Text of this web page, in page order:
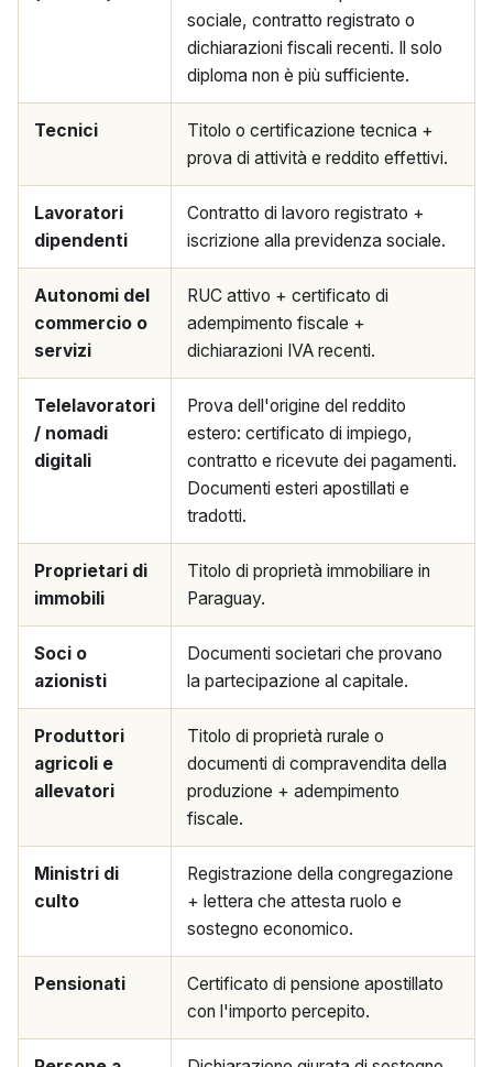
sociale, contratto registrato o
dichiarazioni fiscali recenti. Il solo
diploma non è più sufficiente.
Tecnici
Titolo o certificazione tecnica +
prova di attività e reddito effettivi.
Lavoratori
dipendenti
Contratto di lavoro registrato +
iscrizione alla previdenza sociale.
Autonomi del
commercio o
servizi
RUC attivo + certificato di
adempimento fiscale +
dichiarazioni IVA recenti.
Telelavoratori
/ nomadi
digitali
Prova dell'origine del reddito
estero: certificato di impiego,
contratto e ricevute dei pagamenti.
Documenti esteri apostillati e
tradotti.
Proprietari di
immobili
Titolo di proprietà immobiliare in
Paraguay.
Soci o
azionisti
Documenti societari che provano
la partecipazione al capitale.
Produttori
agricoli e
allevatori
Titolo di proprietà rurale o
documenti di compravendita della
produzione + adempimento
fiscale.
Ministri di
culto
Registrazione della congregazione
+ lettera che attesta ruolo e
sostegno economico.
Pensionati
Certificato di pensione apostillato
con l'importo percepito.